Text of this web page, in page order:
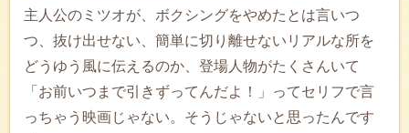
主人公のミツオが、ボクシングをやめたとは言いつ
つ、抜け出せない、簡単に切り離せないリアルな所を
どうゆう風に伝えるのか、登場人物がたくさんいて
「お前いつまで引きずってんだよ！」ってセリフで言
っちゃう映画じゃない。そうじゃないと思ったんです